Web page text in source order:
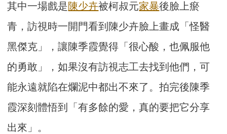
其中一場戲是陳少卉被柯叔元家暴後臉上瘀
青，訪視時一開門看到陳少卉臉上畫成「怪醫
黑傑克」，讓陳季霞覺得「很心酸，也佩服他
的勇敢」，如果沒有訪視志工去找到他們，可
能永遠就陷在爛泥中都出不來了。拍完後陳季
霞深刻體悟到「有多餘的愛，真的要把它分享
出來」。